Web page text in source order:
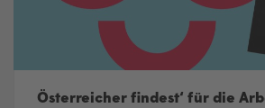
Österreicher findest‘ für die